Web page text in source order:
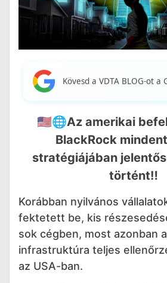
Kövesd a VDTA BLOG-ot a
🇺🇸🌐Az amerikai
BlackRock
stratégiájában
történt‼️
Korábban nyilvános
fektetett be, kis
sok cégben, most azonban
infrastruktúra teljes
az USA-ban.